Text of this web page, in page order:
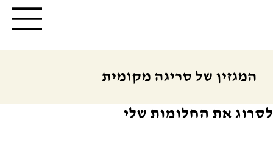
המגזין של סריגה מקומית
לסרוג את החלומות שלי